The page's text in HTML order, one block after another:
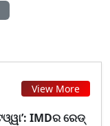
View More
IMDର ରେଡ୍